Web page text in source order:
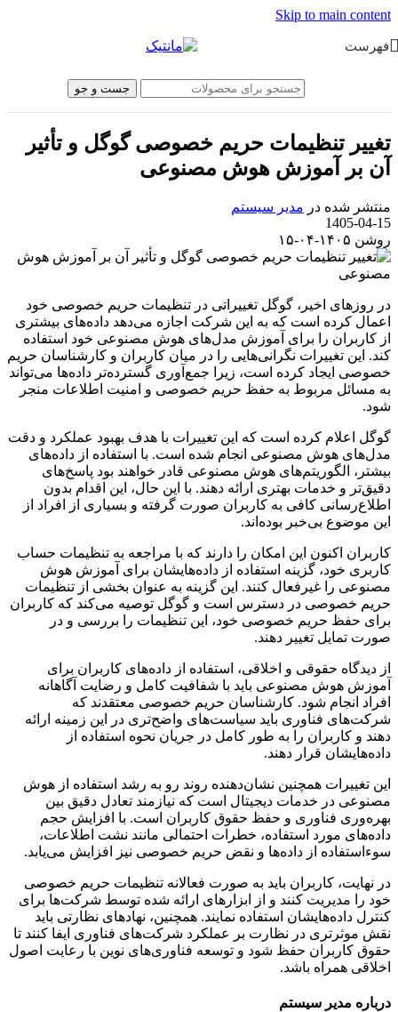
Skip to main content
فهرست
جست و جو
تغییر تنظیمات حریم خصوصی گوگل و تأثیر
آن بر آموزش هوش مصنوعی
منتشر شده در مدیر سیستم
1405-04-15
روشن ۱۴۰۵-۰۴-۱۵
در روزهای اخیر، گوگل تغییراتی در تنظیمات حریم خصوصی خود
اعمال کرده است که به این شرکت اجازه می‌دهد داده‌های بیشتری
از کاربران را برای آموزش مدل‌های هوش مصنوعی خود استفاده
کند. این تغییرات نگرانی‌هایی را در میان کاربران و کارشناسان حریم
خصوصی ایجاد کرده است، زیرا جمع‌آوری گسترده‌تر داده‌ها می‌تواند
به مسائل مربوط به حفظ حریم خصوصی و امنیت اطلاعات منجر
شود.
گوگل اعلام کرده است که این تغییرات با هدف بهبود عملکرد و دقت
مدل‌های هوش مصنوعی انجام شده است. با استفاده از داده‌های
بیشتر، الگوریتم‌های هوش مصنوعی قادر خواهند بود پاسخ‌های
دقیق‌تر و خدمات بهتری ارائه دهند. با این حال، این اقدام بدون
اطلاع‌رسانی کافی به کاربران صورت گرفته و بسیاری از افراد از
این موضوع بی‌خبر بوده‌اند.
کاربران اکنون این امکان را دارند که با مراجعه به تنظیمات حساب
کاربری خود، گزینه استفاده از داده‌هایشان برای آموزش هوش
مصنوعی را غیرفعال کنند. این گزینه به عنوان بخشی از تنظیمات
حریم خصوصی در دسترس است و گوگل توصیه می‌کند که کاربران
برای حفظ حریم خصوصی خود، این تنظیمات را بررسی و در
صورت تمایل تغییر دهند.
از دیدگاه حقوقی و اخلاقی، استفاده از داده‌های کاربران برای
آموزش هوش مصنوعی باید با شفافیت کامل و رضایت آگاهانه
افراد انجام شود. کارشناسان حریم خصوصی معتقدند که
شرکت‌های فناوری باید سیاست‌های واضح‌تری در این زمینه ارائه
دهند و کاربران را به طور کامل در جریان نحوه استفاده از
داده‌هایشان قرار دهند.
این تغییرات همچنین نشان‌دهنده روند رو به رشد استفاده از هوش
مصنوعی در خدمات دیجیتال است که نیازمند تعادل دقیق بین
بهره‌وری فناوری و حفظ حقوق کاربران است. با افزایش حجم
داده‌های مورد استفاده، خطرات احتمالی مانند نشت اطلاعات،
سوءاستفاده از داده‌ها و نقض حریم خصوصی نیز افزایش می‌یابد.
در نهایت، کاربران باید به صورت فعالانه تنظیمات حریم خصوصی
خود را مدیریت کنند و از ابزارهای ارائه شده توسط شرکت‌ها برای
کنترل داده‌هایشان استفاده نمایند. همچنین، نهادهای نظارتی باید
نقش موثرتری در نظارت بر عملکرد شرکت‌های فناوری ایفا کنند تا
حقوق کاربران حفظ شود و توسعه فناوری‌های نوین با رعایت اصول
اخلاقی همراه باشد.
درباره مدیر سیستم